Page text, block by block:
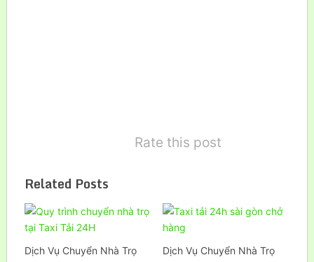
Rate this post
Related Posts
Dịch Vụ Chuyển Nhà Trọ
Dịch Vụ Chuyển Nhà Trọ